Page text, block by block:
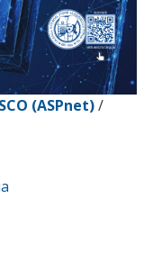
(ASPnet)/